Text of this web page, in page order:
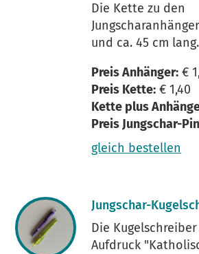
Die Kette zu den
und ca. 45 cm lang.
Preis Anhänger: €
Preis Kette: € 1,40
Kette plus
Preis Jungschar-
gleich bestellen
Jungschar-
Die
Aufdruck